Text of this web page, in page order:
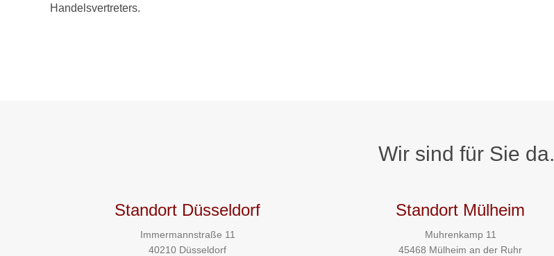
Handelsvertreters.
Wir sind für Sie da.
Standort Düsseldorf
Immermannstraße 11
40210 Düsseldorf
Standort Mülheim
Muhrenkamp 11
45468 Mülheim an der Ruhr